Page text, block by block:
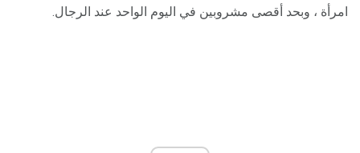
امرأة ، وبحد أقصى مشروبين في اليوم الواحد عند الرجال.